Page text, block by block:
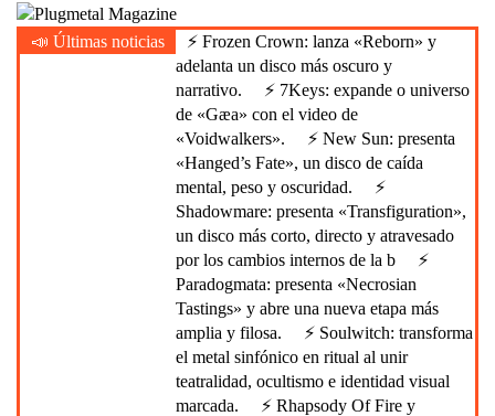
Plugmetal Magazine
Heavy Metal is Life
📣 Últimas noticias
⚡ Frozen Crown: lanza «Reborn» y
adelanta un disco más oscuro y
narrativo.
⚡ 7Keys: expande o universo
de «Gæa» con el video de
«Voidwalkers».
⚡ New Sun: presenta
«Hanged’s Fate», un disco de caída
mental, peso y oscuridad.
⚡
Shadowmare: presenta «Transfiguration»,
un disco más corto, directo y atravesado
por los cambios internos de la b
⚡
Paradogmata: presenta «Necrosian
Tastings» y abre una nueva etapa más
amplia y filosa.
⚡ Soulwitch: transforma
el metal sinfónico en ritual al unir
teatralidad, ocultismo e identidad visual
marcada.
⚡ Rhapsody Of Fire y